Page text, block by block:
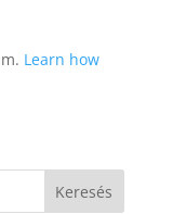
Learn how